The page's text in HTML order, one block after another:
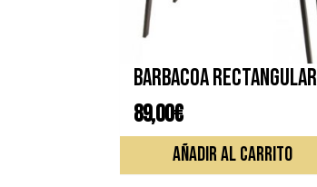
Barbacoa rectangular
89,00€
AÑADIR AL CARRITO